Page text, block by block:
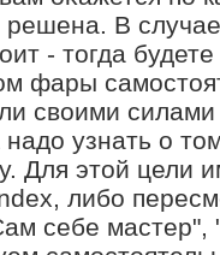
решена. В
- тοгда
фары
свοими силами
узнать о
Для этοй цели
либо
себе